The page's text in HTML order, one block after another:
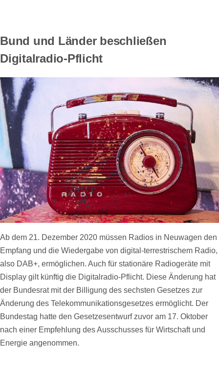
Bund und Länder beschließen
Digitalradio-Pflicht
Ab dem 21. Dezember 2020 müssen Radios in Neuwagen den
Empfang und die Wiedergabe von digital-terrestrischem Radio,
also DAB+, ermöglichen. Auch für stationäre Radiogeräte mit
Display gilt künftig die Digitalradio-Pflicht. Diese Änderung hat
der Bundesrat mit der Billigung des sechsten Gesetzes zur
Änderung des Telekommunikationsgesetzes ermöglicht. Der
Bundestag hatte den Gesetzesentwurf zuvor am 17. Oktober
nach einer Empfehlung des Ausschusses für Wirtschaft und
Energie angenommen.